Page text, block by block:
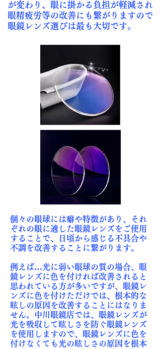
が変わり、眼に掛かる負担が軽減され
眼精疲労等の改善にも繋がりますので
眼鏡レンズ選びは最も大切です。
個々の眼球には癖や特徴があり、それ
ぞれの眼に適した眼鏡レンズをご使用
することで、日頃から感じる不具合や
不調を改善することに繋がります。
例えば…光に弱い眼球の質の場合、眼
鏡レンズに色を付ければ改善されると
思われている方が多いですが、眼鏡レ
ンズに色を付けただけでは、根本的な
眩しの原因を改善することにはなりま
せん。中川眼鏡店では、眼鏡レンズが
光を吸収して眩しさを防ぐ眼鏡レンズ
を使用しますので、眼鏡レンズに色を
付けなくても光の眩しさの原因を根本